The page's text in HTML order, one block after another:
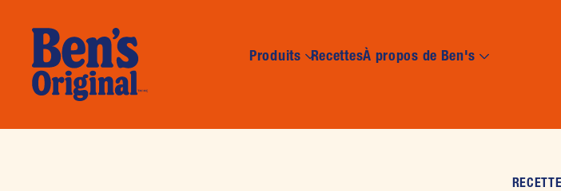
Produits RecettesÀ propos de Ben's
RECETTE